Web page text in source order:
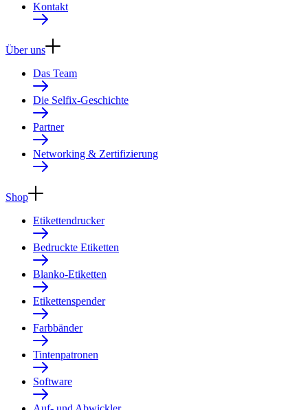
Kontakt
Über uns
Das Team
Die Selfix-Geschichte
Partner
Networking & Zertifizierung
Shop
Etikettendrucker
Bedruckte Etiketten
Blanko-Etiketten
Etikettenspender
Farbbänder
Tintenpatronen
Software